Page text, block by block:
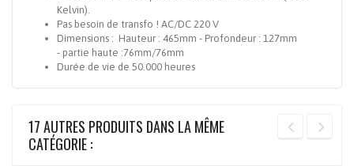
Kelvin).
Pas besoin de transfo ! AC/DC 220 V
Dimensions : Hauteur : 465mm - Profondeur : 127mm
- partie haute :76mm/76mm
Durée de vie de 50.000 heures
17 AUTRES PRODUITS DANS LA MÊME
CATÉGORIE :